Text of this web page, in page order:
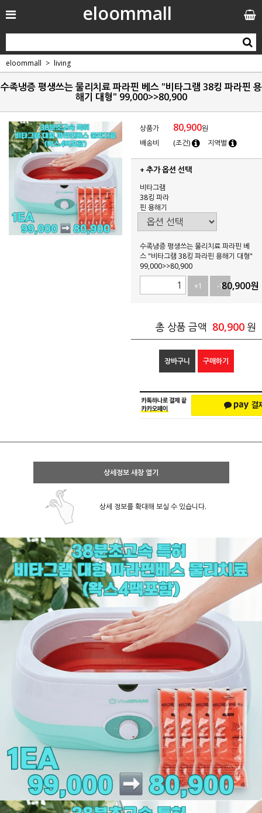
eloommall
eloommall living
수족냉증 평생쓰는 물리치료 파라핀 베스 "비타그램 38킹 파라핀 용
해기 대형" 99,000>>80,900
상품가 80,900원
배송비
(조건) 지역별
+ 추가 옵션 선택
비타그램
38킹 파라
핀 용해기
수족냉증 평생쓰는 물리치료 파라핀 베
스 "비타그램 38킹 파라핀 용해기 대형"
99,000>>80,900
+1
-180,900원
총 상품 금액 80,900 원
장바구니 구매하기
상세정보 새창 열기
상세 정보를 확대해 보실 수 있습니다.